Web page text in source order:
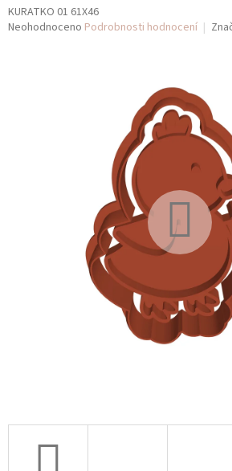
KURATKO 01 61X46
Průměrné
Neohodnoceno Podrobnosti hodnocení